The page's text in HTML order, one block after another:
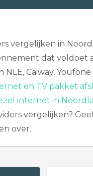
vergelijken in
dat voldoet
NLE, Caiway,
en TV pakket
internet in
vergelijken?
over.